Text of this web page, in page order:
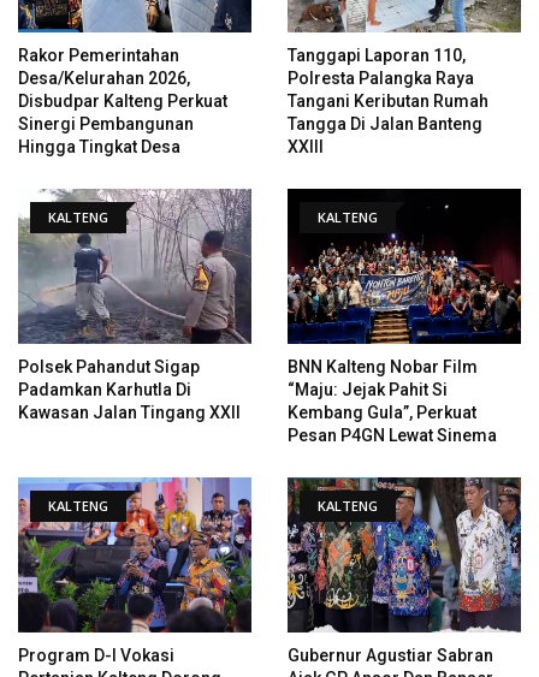
Rakor Pemerintahan
Desa/Kelurahan 2026,
Disbudpar Kalteng Perkuat
Sinergi Pembangunan
Hingga Tingkat Desa
Tanggapi Laporan 110,
Polresta Palangka Raya
Tangani Keributan Rumah
Tangga Di Jalan Banteng
XXIII
KALTENG
Polsek Pahandut Sigap
Padamkan Karhutla Di
Kawasan Jalan Tingang XXII
KALTENG
BNN Kalteng Nobar Film
“Maju: Jejak Pahit Si
Kembang Gula”, Perkuat
Pesan P4GN Lewat Sinema
KALTENG
Program D-I Vokasi
KALTENG
Gubernur Agustiar Sabran